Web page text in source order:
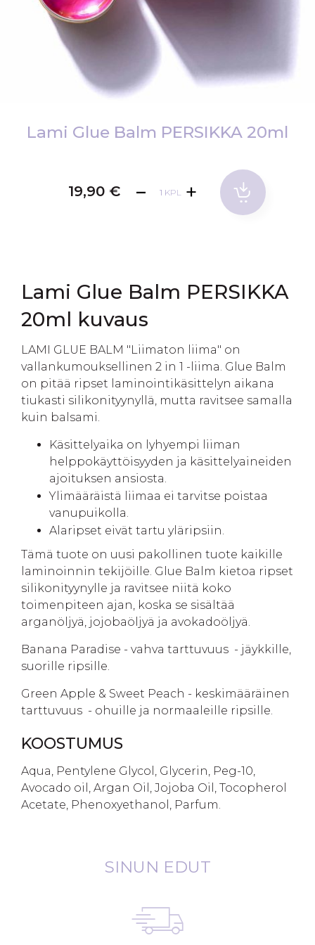
Lami Glue Balm PERSIKKA 20ml
19,90 € KPL
Lami Glue Balm PERSIKKA
20ml kuvaus
LAMI GLUE BALM "Liimaton liima" on
vallankumouksellinen 2 in 1 -liima. Glue Balm
on pitää ripset laminointikäsittelyn aikana
tiukasti silikonityynyllä, mutta ravitsee samalla
kuin balsami.
Käsittelyaika on lyhyempi liiman
helppokäyttöisyyden ja käsittelyaineiden
ajoituksen ansiosta.
Ylimääräistä liimaa ei tarvitse poistaa
vanupuikolla.
Alaripset eivät tartu yläripsiin.
Tämä tuote on uusi pakollinen tuote kaikille
laminoinnin tekijöille. Glue Balm kietoa ripset
silikonityynylle ja ravitsee niitä koko
toimenpiteen ajan, koska se sisältää
arganöljyä, jojobaöljyä ja avokadoöljyä.
Banana Paradise - vahva tarttuvuus - jäykkille,
suorille ripsille.
Green Apple & Sweet Peach - keskimääräinen
tarttuvuus - ohuille ja normaaleille ripsille.
KOOSTUMUS
Aqua, Pentylene Glycol, Glycerin, Peg-10,
Avocado oil, Argan Oil, Jojoba Oil, Tocopherol
Acetate, Phenoxyethanol, Parfum.
SINUN EDUT